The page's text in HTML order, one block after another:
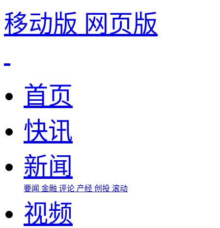
移动版 网页版
首页
快讯
新闻
要闻 金融 评论 产经 创投 滚动
视频